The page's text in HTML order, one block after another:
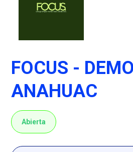
FOCUS -
ANAHUAC
Abierta